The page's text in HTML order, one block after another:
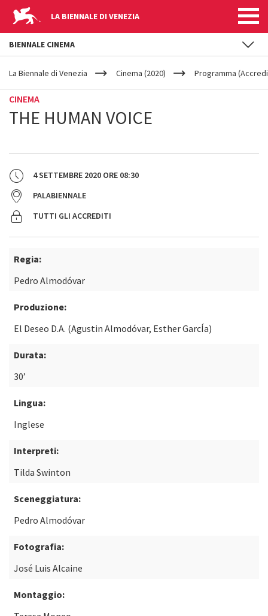
LA BIENNALE DI VENEZIA
YOUR
ARE
La Biennale di Venezia Cinema (2020) Programma
CINEMA
THE HUMAN VOICE
4 SETTEMBRE 2020 ORE 08:30
PALABIENNALE
TUTTI GLI ACCREDITI
Regia:
Pedro Almodóvar
Produzione:
El Deseo D.A. (Agustin Almodóvar, Esther GarcÍa)
Durata:
30’
Lingua:
Inglese
Interpreti:
Tilda Swinton
Sceneggiatura:
Pedro Almodóvar
Fotografia:
José Luis Alcaine
Montaggio:
BIENNALE CINEMA